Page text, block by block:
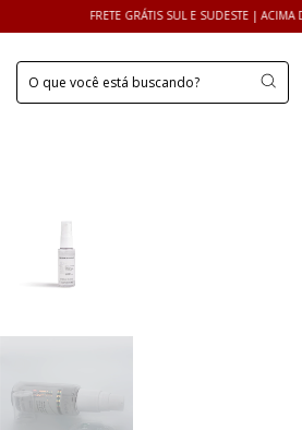
FRETE GRÁTIS SUL E SUDESTE | ACIMA DE R$149